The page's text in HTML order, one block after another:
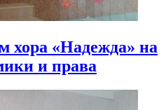
хора «Надежда» на
и права